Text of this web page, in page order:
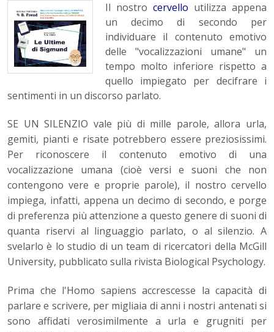
Il nostro cervello utilizza appena
un decimo di secondo per
individuare il contenuto emotivo
delle "vocalizzazioni umane" un
tempo molto inferiore rispetto a
quello impiegato per decifrare i
sentimenti in un discorso parlato.
SE UN SILENZIO vale più di mille parole, allora urla,
gemiti, pianti e risate potrebbero essere preziosissimi.
Per riconoscere il contenuto emotivo di una
vocalizzazione umana (cioè versi e suoni che non
contengono vere e proprie parole), il nostro cervello
impiega, infatti, appena un decimo di secondo, e porge
di preferenza più attenzione a questo genere di suoni di
quanta riservi al linguaggio parlato, o al silenzio. A
svelarlo è lo studio di un team di ricercatori della McGill
University, pubblicato sulla rivista Biological Psychology.
Prima che l'Homo sapiens accrescesse la capacità di
parlare e scrivere, per migliaia di anni i nostri antenati si
sono affidati verosimilmente a urla e grugniti per